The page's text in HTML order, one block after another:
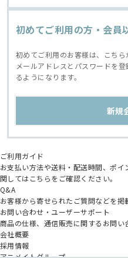
初めてご利用の方・会員
初めてご利用のお客様は、こちら
メールアドレスとパスワードを
るようになります。
ご利用ガイド
お支払い方法や送料・配送時間、ポ
関してはこちらをご確認ください。
Q&A
お客様から寄せられたご質問などを掲
お問い合わせ・ユーザーサポート
商品の仕様、通信販売に関するお問い
会社概要
採用情報